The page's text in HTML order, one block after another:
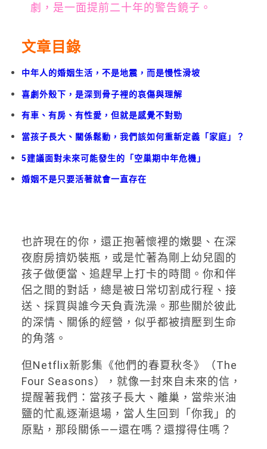
劇，是一面提前二十年的警告鏡子。
文章目錄
中年人的婚姻生活，不是地震，而是慢性滑坡
喜劇外殼下，是深到骨子裡的哀傷與理解
有車、有房、有性愛，但就是感覺不對勁
當孩子長大、關係鬆動，我們該如何重新定義「家庭」？
5建議面對未來可能發生的「空巢期中年危機」
婚姻不是只要活著就會一直存在
也許現在的你，還正抱著懷裡的嫩嬰、在深
夜廚房擠奶裝瓶，或是忙著為剛上幼兒園的
孩子做便當、追趕早上打卡的時間。你和伴
侶之間的對話，總是被日常切割成行程、接
送、採買與誰今天負責洗澡。那些關於彼此
的深情、關係的經營，似乎都被擠壓到生命
的角落。
但Netflix新影集《他們的春夏秋冬》（The
Four Seasons），就像一封來自未來的信，
提醒著我們：當孩子長大、離巢，當柴米油
鹽的忙亂逐漸退場，當人生回到「你我」的
原點，那段關係——還在嗎？還撐得住嗎？